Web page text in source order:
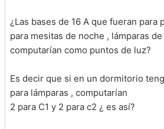
¿Las bases de 16 A que fueran para
para mesitas de noche , lámparas
computarían como puntos de luz?
Es decir que si en un dormitorio
para lámparas , computarían
2 para C1 y 2 para c2 ¿ es así?